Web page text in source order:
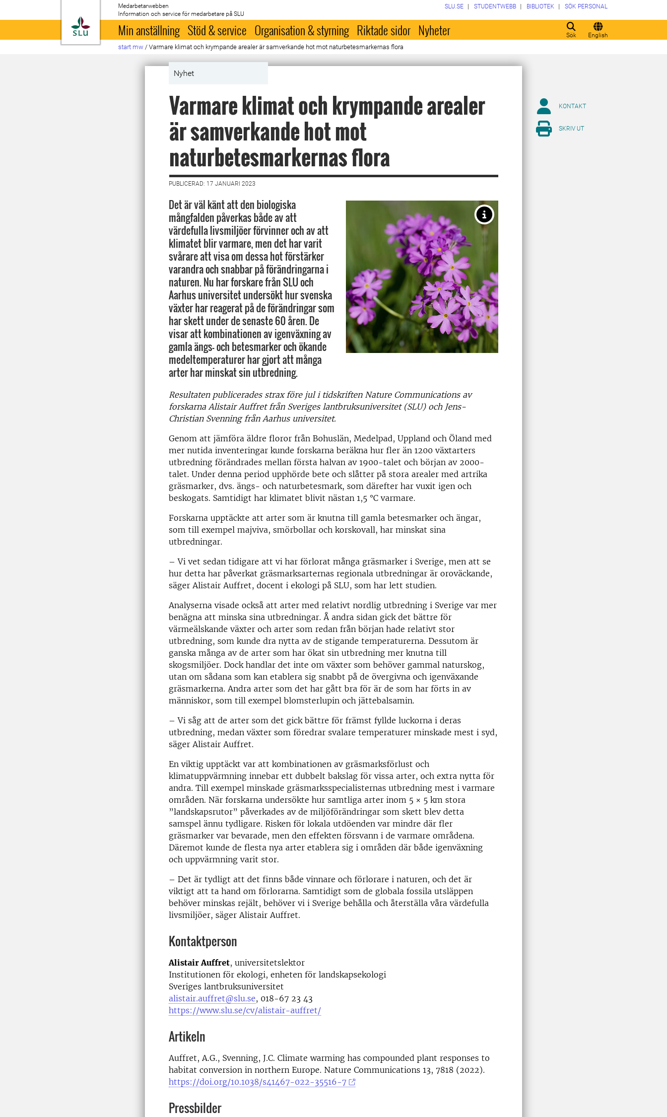
Till startsida
Medarbetarwebben
Information och service för medarbetare på SLU
Sök English
SLU.SE STUDENTWEBB BIBLIOTEK SÖK PERSONAL
Min anställning Stöd & service Organisation & styrning Riktade sidor Nyheter
start mw / Varmare klimat och krympande arealer är samverkande hot mot naturbetesmarkernas flora
Nyhet
Varmare klimat och krympande arealer
är samverkande hot mot
naturbetesmarkernas flora
PUBLICERAD: 17 JANUARI 2023
Det är väl känt att den biologiska
mångfalden påverkas både av att
värdefulla livsmiljöer förvinner och av att
klimatet blir varmare, men det har varit
svårare att visa om dessa hot förstärker
varandra och snabbar på förändringarna i
naturen. Nu har forskare från SLU och
Aarhus universitet undersökt hur svenska
växter har reagerat på de förändringar som
har skett under de senaste 60 åren. De
visar att kombinationen av igenväxning av
gamla ängs- och betesmarker och ökande
medeltemperaturer har gjort att många
arter har minskat sin utbredning.
Resultaten publicerades strax före jul i tidskriften Nature Communications av
forskarna Alistair Auffret från Sveriges lantbruksuniversitet (SLU) och Jens-
Christian Svenning från Aarhus universitet.
Genom att jämföra äldre floror från Bohuslän, Medelpad, Uppland och Öland med
mer nutida inventeringar kunde forskarna beräkna hur fler än 1200 växtarters
utbredning förändrades mellan första halvan av 1900-talet och början av 2000-
talet. Under denna period upphörde bete och slåtter på stora arealer med artrika
gräsmarker, dvs. ängs- och naturbetesmark, som därefter har vuxit igen och
beskogats. Samtidigt har klimatet blivit nästan 1,5 °C varmare.
Forskarna upptäckte att arter som är knutna till gamla betesmarker och ängar,
som till exempel majviva, smörbollar och korskovall, har minskat sina
utbredningar.
– Vi vet sedan tidigare att vi har förlorat många gräsmarker i Sverige, men att se
hur detta har påverkat gräsmarksarternas regionala utbredningar är oroväckande,
säger Alistair Auffret, docent i ekologi på SLU, som har lett studien.
Analyserna visade också att arter med relativt nordlig utbredning i Sverige var mer
benägna att minska sina utbredningar. Å andra sidan gick det bättre för
värmeälskande växter och arter som redan från början hade relativt stor
utbredning, som kunde dra nytta av de stigande temperaturerna. Dessutom är
ganska många av de arter som har ökat sin utbredning mer knutna till
skogsmiljöer. Dock handlar det inte om växter som behöver gammal naturskog,
utan om sådana som kan etablera sig snabbt på de övergivna och igenväxande
gräsmarkerna. Andra arter som det har gått bra för är de som har förts in av
människor, som till exempel blomsterlupin och jättebalsamin.
– Vi såg att de arter som det gick bättre för främst fyllde luckorna i deras
utbredning, medan växter som föredrar svalare temperaturer minskade mest i syd,
säger Alistair Auffret.
En viktig upptäckt var att kombinationen av gräsmarksförlust och
klimatuppvärmning innebar ett dubbelt bakslag för vissa arter, och extra nytta för
andra. Till exempel minskade gräsmarksspecialisternas utbredning mest i varmare
områden. När forskarna undersökte hur samtliga arter inom 5 × 5 km stora
”landskapsrutor” påverkades av de miljöförändringar som skett blev detta
samspel ännu tydligare. Risken för lokala utdöenden var mindre där fler
gräsmarker var bevarade, men den effekten försvann i de varmare områdena.
Däremot kunde de flesta nya arter etablera sig i områden där både igenväxning
och uppvärmning varit stor.
– Det är tydligt att det finns både vinnare och förlorare i naturen, och det är
viktigt att ta hand om förlorarna. Samtidigt som de globala fossila utsläppen
behöver minskas rejält, behöver vi i Sverige behålla och återställa våra värdefulla
livsmiljöer, säger Alistair Auffret.
Kontaktperson
Alistair Auffret, universitetslektor
Institutionen för ekologi, enheten för landskapsekologi
Sveriges lantbruksuniversitet
alistair.auffret@slu.se, 018-67 23 43
https://www.slu.se/cv/alistair-auffret/
Artikeln
Auffret, A.G., Svenning, J.C. Climate warming has compounded plant responses to
habitat conversion in northern Europe. Nature Communications 13, 7818 (2022).
https://doi.org/10.1038/s41467-022-35516-7
Pressbilder
KONTAKT
SKRIV UT